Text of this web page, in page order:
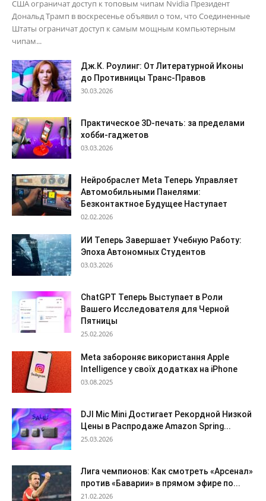
США ограничат доступ к топовым чипам Nvidia Президент
Дональд Трамп в воскресенье объявил о том, что Соединенные
Штаты ограничат доступ к самым мощным компьютерным
чипам...
Дж.К. Роулинг: От Литературной Иконы
до Противницы Транс-Правов
30.03.2026
Практическое 3D-печать: за пределами
хобби-гаджетов
03.03.2026
Нейробраслет Meta Теперь Управляет
Автомобильными Панелями:
Безконтактное Будущее Наступает
02.02.2026
ИИ Теперь Завершает Учебную Работу:
Эпоха Автономных Студентов
03.03.2026
ChatGPT Теперь Выступает в Роли
Вашего Исследователя для Черной
Пятницы
25.02.2026
Meta забороняє використання Apple
Intelligence у своїх додатках на iPhone
03.08.2025
DJI Mic Mini Достигает Рекордной Низкой
Цены в Распродаже Amazon Spring...
25.03.2026
Лига чемпионов: Как смотреть «Арсенал»
против «Баварии» в прямом эфире по...
21.02.2026